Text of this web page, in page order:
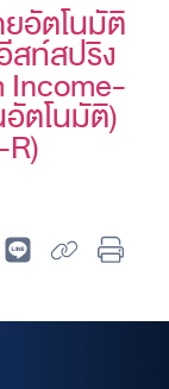
อัตโนมัติ
สท์สปริง
Income-
ตโนมัติ)